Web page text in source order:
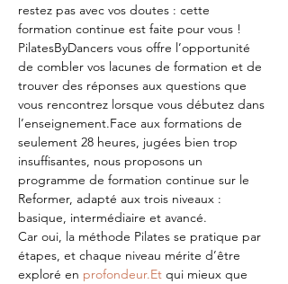
restez pas avec vos doutes : cette
formation continue est faite pour vous !
PilatesByDancers vous offre l’opportunité
de combler vos lacunes de formation et de
trouver des réponses aux questions que
vous rencontrez lorsque vous débutez dans
l’enseignement.Face aux formations de
seulement 28 heures, jugées bien trop
insuffisantes, nous proposons un
programme de formation continue sur le
Reformer, adapté aux trois niveaux :
basique, intermédiaire et avancé.
Car oui, la méthode Pilates se pratique par
étapes, et chaque niveau mérite d’être
exploré en profondeur.Et qui mieux que